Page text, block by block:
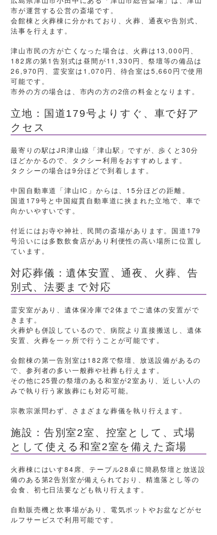
市が運営する公営の斎場です。
会館棟と火葬棟に分かれており、火葬、通夜や告別式、
法事を行えます。
津山市民の方が亡くなった場合は、火葬は13,000円、
182席の第1告別式は昼間が11,330円、祭壇等の備品は
26,970円、霊安室は1,070円、待合室は5,660円で使用
可能です。
市外の方の場合は、市内の方の2倍の料金となります。
立地：国道179号よりすぐ、車で好ア
クセス
最寄りの駅はJR津山線「津山駅」ですが、歩くと30分
ほどかかるので、タクシー利用をおすすめします。
タクシーの場合は9分ほどで到着します。
中国自動車道「津山IC」からは、15分ほどの距離。
国道179号と中国縦貫自動車道に挟まれた立地で、車で
向かいやすいです。
付近にはお寺や神社、民間の斎場があります。国道179
号沿いには多数飲食店があり利便性の高い場所に位置し
ています。
対応葬儀：遺体安置、通夜、火葬、告
別式、法要まで対応
霊安室があり、遺体保冷庫で2体までご遺体の安置がで
きます。
火葬炉も併設しているので、病院より直接搬送し、遺体
安置、火葬を一ヶ所で行うことが可能です。
会館棟の第一告別室は182席で祭壇、放送設備があるの
で、参列者の多い一般葬や社葬も行えます。
その他に25畳の祭壇のある和室が2室あり、近しい人の
みで執り行う家族葬にも対応可能。
宗教宗派問わず、さまざまな葬儀を執り行えます。
施設：告別室2室、控室として、式場
として使える和室2室を備えた斎場
火葬棟にはいす84席、テーブル28卓に簡易祭壇と放送設
備のある第2告別室が備えられており、精進落とし等の
会食、初七日法要なども執り行えます。
自動販売機と炊事場があり、電気ポットやお盆などがセ
ルフサービスで利用可能です。